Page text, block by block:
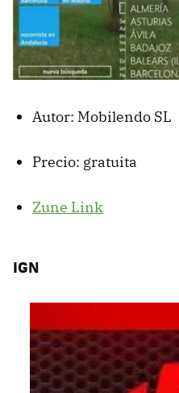
Autor: Mobilendo SL
Precio: gratuita
Zune Link
IGN